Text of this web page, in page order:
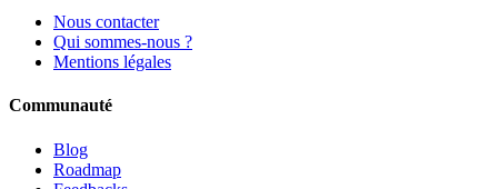
Nous contacter
Qui sommes-nous ?
Mentions légales
Communauté
Blog
Roadmap